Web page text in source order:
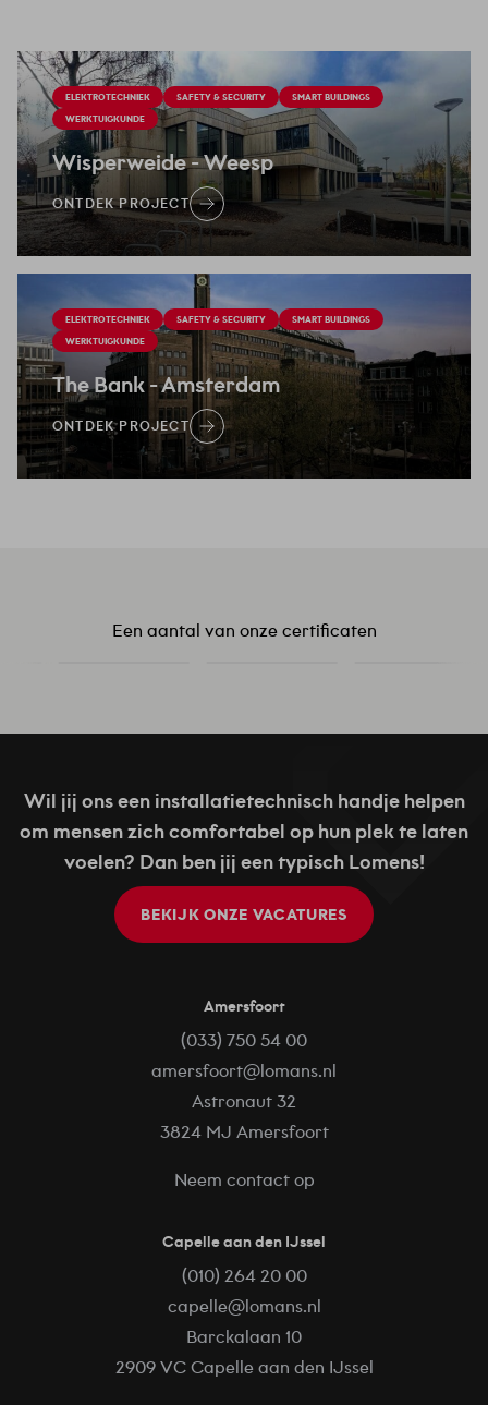
ELEKTROTECHNIEK SAFETY & SECURITY
SMART BUILDINGS
WERKTUIGKUNDE
Wisperweide- Weesp
ONTDEK PROJECT
ELEKTROTECHNIEK SAFETY & SECURITY
SMART BUILDINGS
WERKTUIGKUNDE
The Bank - Amsterdam
ONTDEK PROJECT
Een aantal van onze certificaten
Wil jij ons een installatietechnisch handje helpen
om mensen zich comfortabel op hun plek te laten
voelen? Dan ben jij een typisch Lomens!
BEKIJK ONZE VACATURES
Amersfoort
(033) 750 54 00
amersfoort@lomans.nl
Astronaut 32
3824 MJ Amersfoort
Neem contact op
Capelle aan den IJssel
(010) 264 20 00
capelle@lomans.nl
Barckalaan 10
2909 VC Capelle aan den IJssel